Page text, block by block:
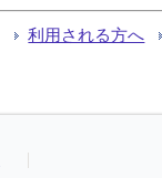
利用される方へ